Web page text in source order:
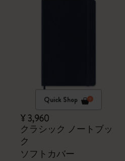
Quick Shop
¥ 3,960
クラシック ノートブッ
ク
ソフトカバー